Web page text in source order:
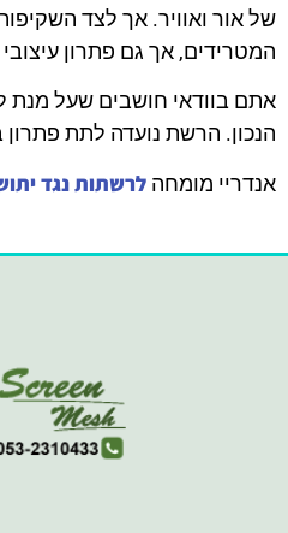
של אור ואוויר. אך לצד
המטרידים, אך גם פתרון
אתם בוודאי חושבים שעל מנת
הנכון. הרשת נועדה לתת
אנדריי מומחה לרשתות נגד